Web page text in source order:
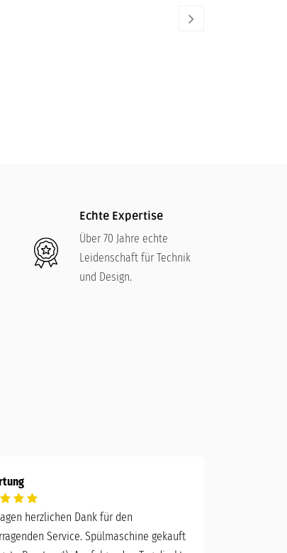
Echte Expertise
Über 70 Jahre echte
Leidenschaft für Technik
und Design.
herzlichen Dank für den
Service. Spülmaschine gekauft